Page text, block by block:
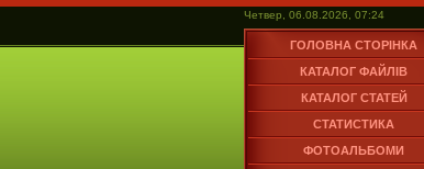
Четвер, 06.08.2026, 07:24
ГОЛОВНА СТОРІНКА
КАТАЛОГ ФАЙЛІВ
КАТАЛОГ СТАТЕЙ
СТАТИСТИКА
ФОТОАЛЬБОМИ